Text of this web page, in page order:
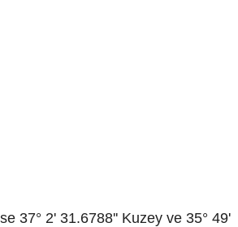
37° 2' 31.6788'' Kuzey ve 35° 49'